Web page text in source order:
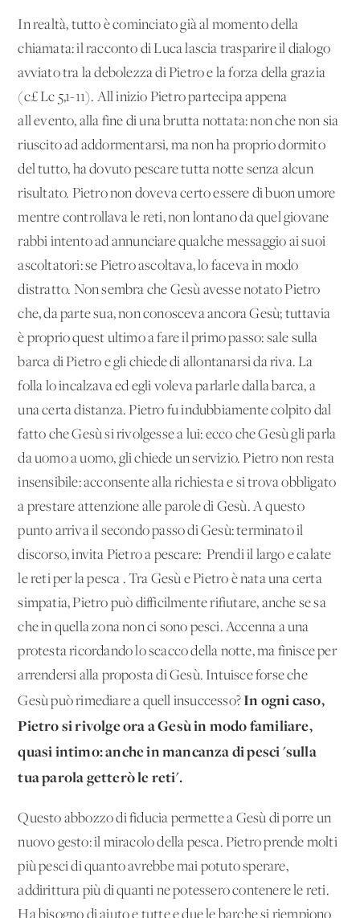
In realtà, tutto è cominciato già al momento della
chiamata: il racconto di Luca lascia trasparire il dialogo
avviato tra la de­bolezza di Pietro e la forza della grazia
(c£ Lc 5,1-11). All'ini­zio Pietro partecipa appena
all'evento, alla fine di una brutta nottata: non che non sia
riuscito ad addormentarsi, ma non ha proprio dormito
del tutto, ha dovuto pescare tutta notte senza alcun
risultato. Pietro non doveva certo essere di buon umore
mentre controllava le reti, non lontano da quel giovane
rabbi intento ad annunciare qualche messaggio ai suoi
ascoltatori: se Pietro ascoltava, lo faceva in modo
distratto. Non sembra che Gesù avesse notato Pietro
che, da parte sua, non conosceva an­cora Gesù; tuttavia
è proprio quest'ultimo a fare il primo passo: sale sulla
barca di Pietro e gli chiede di allontanarsi da riva. La
folla lo incalzava ed egli voleva parlarle dalla barca, a
una certa distanza. Pietro fu indubbiamente colpito dal
fatto che Gesù si rivolgesse a lui: ecco che Gesù gli parla
da uomo a uomo, gli chiede un servizio. Pietro non resta
insensibile: acconsente alla richiesta e si trova obbligato
a prestare attenzione alle parole di Gesù. A questo
punto arriva il secondo passo di Gesù: termi­nato il
discorso, invita Pietro a pescare: 'Prendi il largo e calate
le reti per la pesca'. Tra Gesù e Pietro è nata una certa
simpa­tia, Pietro può difficilmente rifiutare, anche se sa
che in quella zona non ci sono pesci. Accenna a una
protesta ricordando lo scacco della notte, ma finisce per
arrendersi alla proposta di Gesù. Intuisce forse che
Gesù può rimediare a quell'insuccesso?In ogni caso,
Pietro si rivolge ora a Gesù in modo familiare,
quasi inti­mo: anche in mancanza di pesci 'sulla
tua parola getterò le re­ti'.
Questo abbozzo di fiducia permette a Gesù di porre un
nuovo gesto: il miracolo della pesca. Pietro prende molti
più pesci di quanto avrebbe mai potuto sperare,
addirittura più di quanti ne potessero contenere le reti.
Ha bisogno di aiuto e tutte e due le barche si riempiono